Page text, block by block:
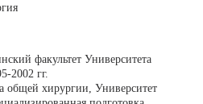
факультет Университета
2002 гг.
общей хирургии, Университет